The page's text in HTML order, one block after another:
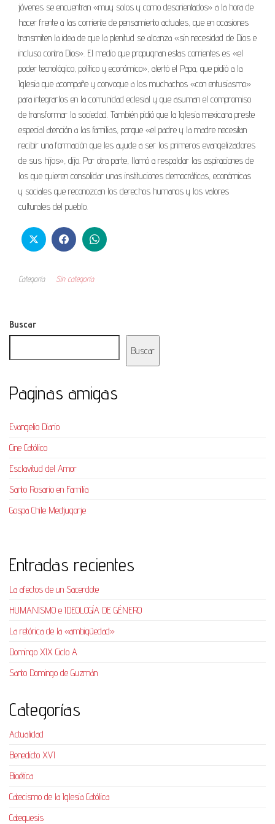
jóvenes se encuentran «muy solos y como desorientados» a la hora de
hacer frente a las corriente de pensamiento actuales, que en ocasiones
transmiten la idea de que la plenitud se alcanza «sin necesidad de Dios e
incluso contra Dios». El medio que propugnan estas corrientes es «el
poder tecnológico, político y económico», alertó el Papa, que pidió a la
Iglesia que acompañe y convoque a los muchachos «con entusiasmo»
para integrarlos en la comunidad eclesial y que asuman el compromiso
de transformar la sociedad. También pidió que la Iglesia mexicana preste
especial atención a las familias, porque «el padre y la madre necesitan
recibir una formación que les ayude a ser los primeros evangelizadores
de sus hijos», dijo. Por otra parte, llamó a respaldar las aspiraciones de
los que quieren consolidar unas instituciones democráticas, económicas
y sociales que reconozcan los derechos humanos y los valores
culturales del pueblo.
Categoría Sin categoría
Buscar
Buscar
Paginas amigas
Evangelio Diario
Cine Católico
Esclavitud del Amor
Santo Rosario en Familia
Gospa Chile Medjugorje
Entradas recientes
La afectos de un Sacerdote
HUMANISMO e IDEOLOGÍA DE GÉNERO
La retórica de la «ambigüedad»
Domingo XIX Ciclo A
Santo Domingo de Guzmán
Categorías
Actualidad
Benedicto XVI
Bioética
Catecismo de la Iglesia Católica
Catequesis